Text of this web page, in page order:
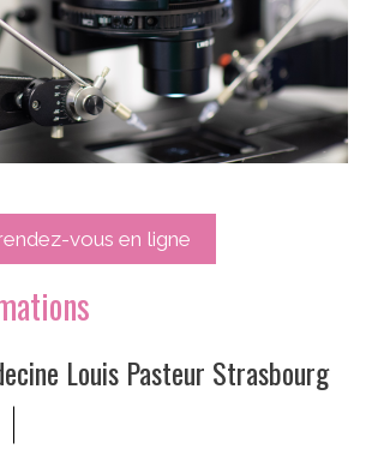
vous en ligne
Louis Pasteur Strasbourg